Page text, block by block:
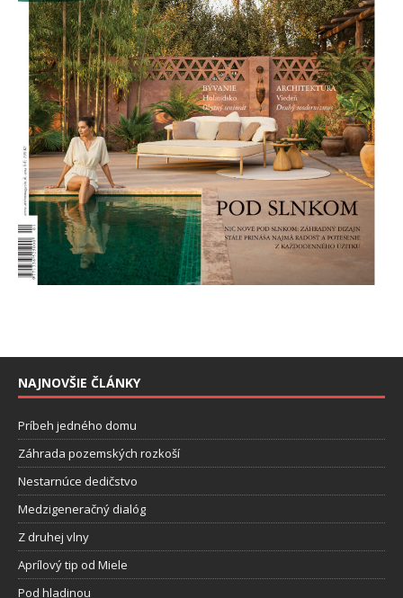
NAJNOVŠIE ČLÁNKY
Príbeh jedného domu
Záhrada pozemských rozkoší
Nestarnúce dedičstvo
Medzigeneračný dialóg
Z druhej vlny
Aprílový tip od Miele
Pod hladinou